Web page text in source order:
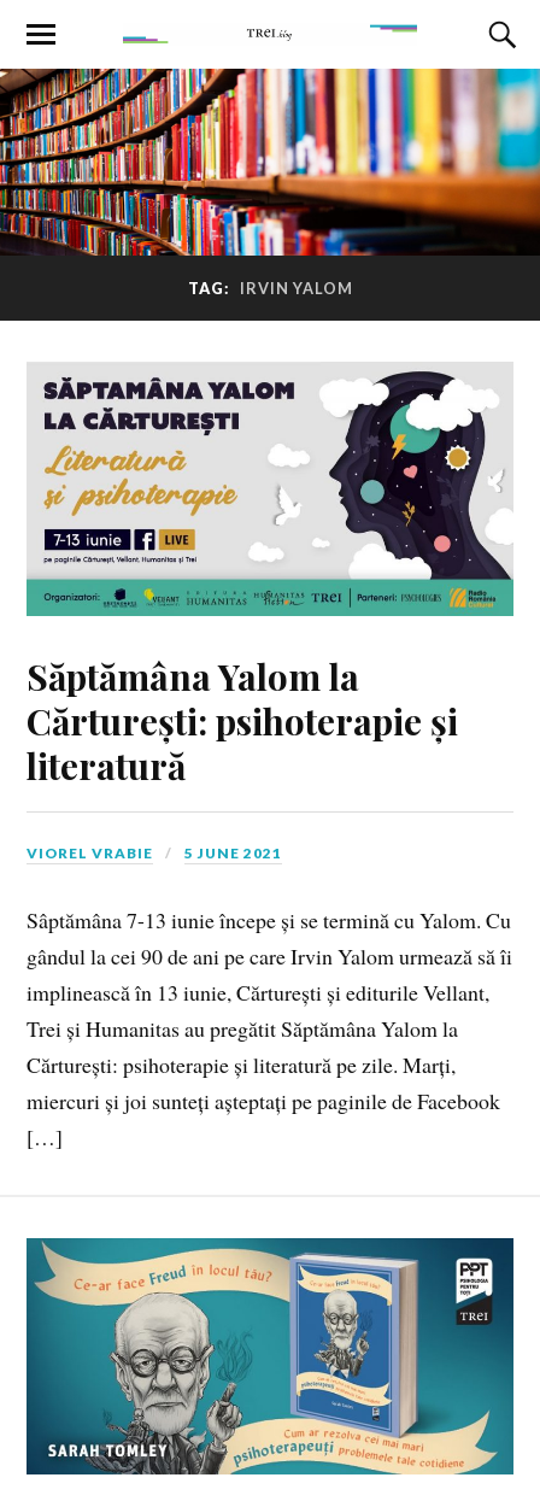
TAG: IRVIN YALOM
Săptămâna Yalom la
Cărturești: psihoterapie și
literatură
VIOREL VRABIE 5 JUNE 2021
Sâptămâna 7-13 iunie începe și se termină cu Yalom. Cu
gândul la cei 90 de ani pe care Irvin Yalom urmează să îi
implinească în 13 iunie, Cărturești și editurile Vellant,
Trei și Humanitas au pregătit Săptămâna Yalom la
Cărturești: psihoterapie și literatură pe zile. Marți,
miercuri și joi sunteți așteptați pe paginile de Facebook
[…]